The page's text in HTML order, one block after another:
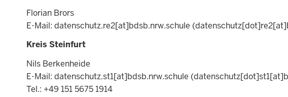
Florian Brors
E-Mail: datenschutz.re2[at]bdsb.nrw.schule
Kreis Steinfurt
Nils Berkenheide
E-Mail: datenschutz.st1[at]bdsb.nrw.schule
Tel.: +49 151 5675 1914